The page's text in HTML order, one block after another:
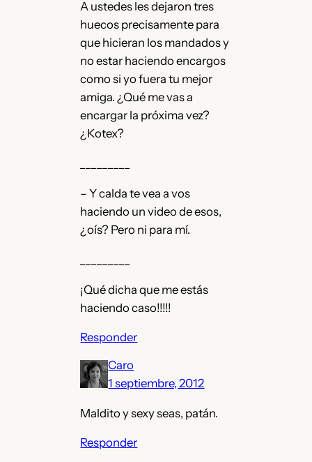
A ustedes les dejaron tres
huecos precisamente para
que hicieran los mandados y
no estar haciendo encargos
como si yo fuera tu mejor
amiga. ¿Qué me vas a
encargar la próxima vez?
¿Kotex?
– Y calda te vea a vos
haciendo un video de esos,
¿oís? Pero ni para mí.
¡Qué dicha que me estás
haciendo caso!!!!!
Responder
Caro
1 septiembre, 2012
Maldito y sexy seas, patán.
Responder